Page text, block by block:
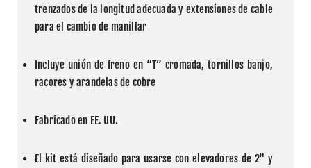
trenzados de la longitud adecuada y extensiones de cable
para el cambio de manillar
Incluye unión de freno en “T” cromada, tornillos banjo,
racores y arandelas de cobre
Fabricado en EE. UU.
El kit está diseñado para usarse con elevadores de 2" y